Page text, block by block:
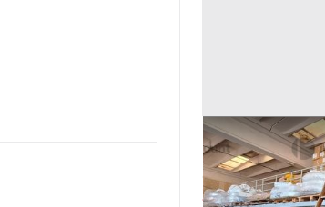
159#9909
plastica
Offerta minima
28.005 €